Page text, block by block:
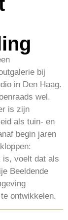
bij
in Den Haag.
wel.
is zijn
als tuin- en
begin jaren
is, voelt dat als
Beeldende
ontwikkelen.